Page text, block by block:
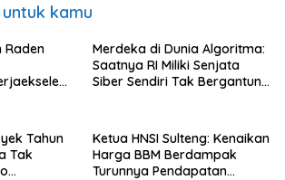
kamu
Raden
Merdeka di Dunia Algoritma:
Saatnya RI Miliki Senjata
Siber Sendiri Tak Bergantung
Tahun
Tak
Ketua HNSI Sulteng: Kenaikan
Harga BBM Berdampak
Turunnya Pendapatan